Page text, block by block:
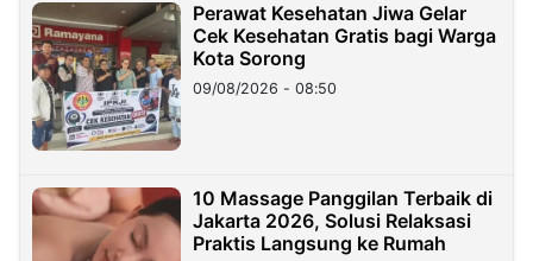
Perawat Kesehatan Jiwa Gelar
Cek Kesehatan Gratis bagi Warga
Kota Sorong
09/08/2026 - 08:50
10 Massage Panggilan Terbaik di
Jakarta 2026, Solusi Relaksasi
Praktis Langsung ke Rumah